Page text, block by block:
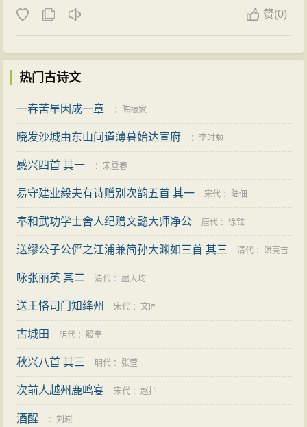
赞(0)
热门古诗文
一春苦旱因成一章 ： 陈振家
晓发沙城由东山间道薄暮始达宣府 ：李时勉
感兴四首 其一 ：宋登春
易守建业毅夫有诗赠别次韵五首 其一 宋代 ： 陆佃
奉和武功学士舍人纪赠文懿大师净公 唐代 ：徐铉
送缪公子公俨之江浦兼简孙大渊如三首 其三 清代 ： 洪亮吉
咏张丽英 其二 清代 ： 屈大均
送王恪司门知绛州 宋代 ：文同
古城田 明代 ：殷奎
秋兴八首 其三 明代 ： 张萱
次前人越州鹿鸣宴 宋代 ：赵抃
酒醒 ：刘崧